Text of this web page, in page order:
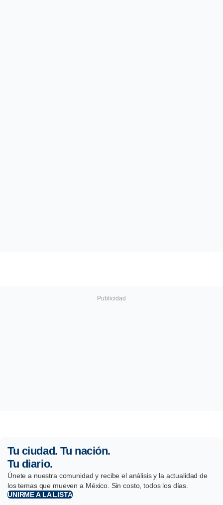
Tu ciudad. Tu nación.
Tu diario.
Únete a nuestra comunidad y recibe el análisis y la actualidad de
los temas que mueven a México. Sin costo, todos los días.
UNIRME A LA LISTA